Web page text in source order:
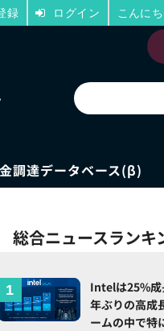
調達データベース(β)
総合ニュースランキ
Intelは25%成
年ぶりの高成
ームの中で特
録 ログイン こんに